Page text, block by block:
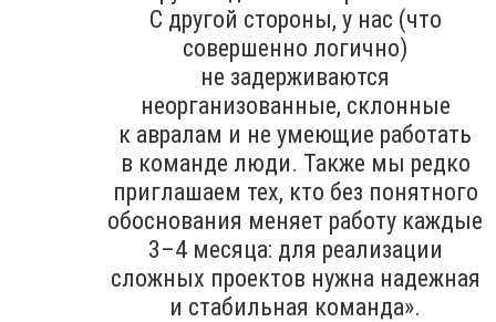
С другой стороны, у нас (что
совершенно логично)
не задерживаются
неорганизованные, склонные
к авралам и не умеющие работать
в команде люди. Также мы редко
приглашаем тех, кто без понятного
обоснования меняет работу каждые
3–4 месяца: для реализации
сложных проектов нужна надежная
и стабильная команда».